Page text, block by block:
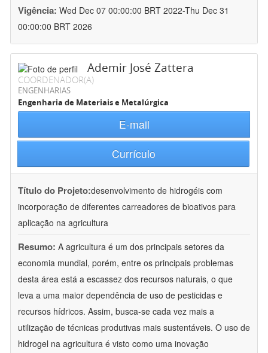
Vigência: Wed Dec 07 00:00:00 BRT 2022-Thu Dec 31
00:00:00 BRT 2026
Ademir José Zattera
COORDENADOR(A)
ENGENHARIAS
Engenharia de Materiais e Metalúrgica
E-mail
Currículo
Título do Projeto:desenvolvimento de hidrogéis com
incorporação de diferentes carreadores de bioativos para
aplicação na agricultura
Resumo: A agricultura é um dos principais setores da
economia mundial, porém, entre os principais problemas
desta área está a escassez dos recursos naturais, o que
leva a uma maior dependência de uso de pesticidas e
recursos hídricos. Assim, busca-se cada vez mais a
utilização de técnicas produtivas mais sustentáveis. O uso de
hidrogel na agricultura é visto como uma inovação